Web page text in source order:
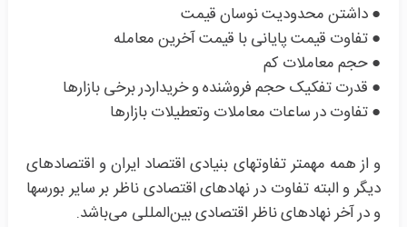
● داشتن محدودیت نوسان قیمت
● تفاوت قیمت پایانی با قیمت آخرین معامله
● حجم معاملات کم
● قدرت تفکیک حجم فروشنده و خریداردر برخی بازارها
● تفاوت در ساعات معاملات وتعطیلات بازارها
و از همه مهمتر تفاوتهای بنیادی اقتصاد ایران و اقتصادهای
دیگر و البته تفاوت در نهادهای اقتصادی ناظر بر سایر بورسها
و در آخر نهادهای ناظر اقتصادی بین‌المللی می‌باشد.